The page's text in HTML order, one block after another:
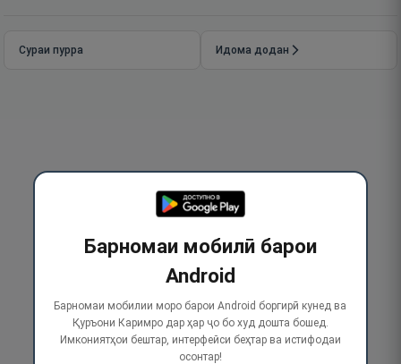
Сураи пурра Идома додан
Барномаи мобилӣ барои
Android
Барномаи мобилии моро барои Android боргирӣ кунед ва
Қуръони Каримро дар ҳар ҷо бо худ дошта бошед.
Имкониятҳои бештар, интерфейси беҳтар ва истифодаи
осонтар!